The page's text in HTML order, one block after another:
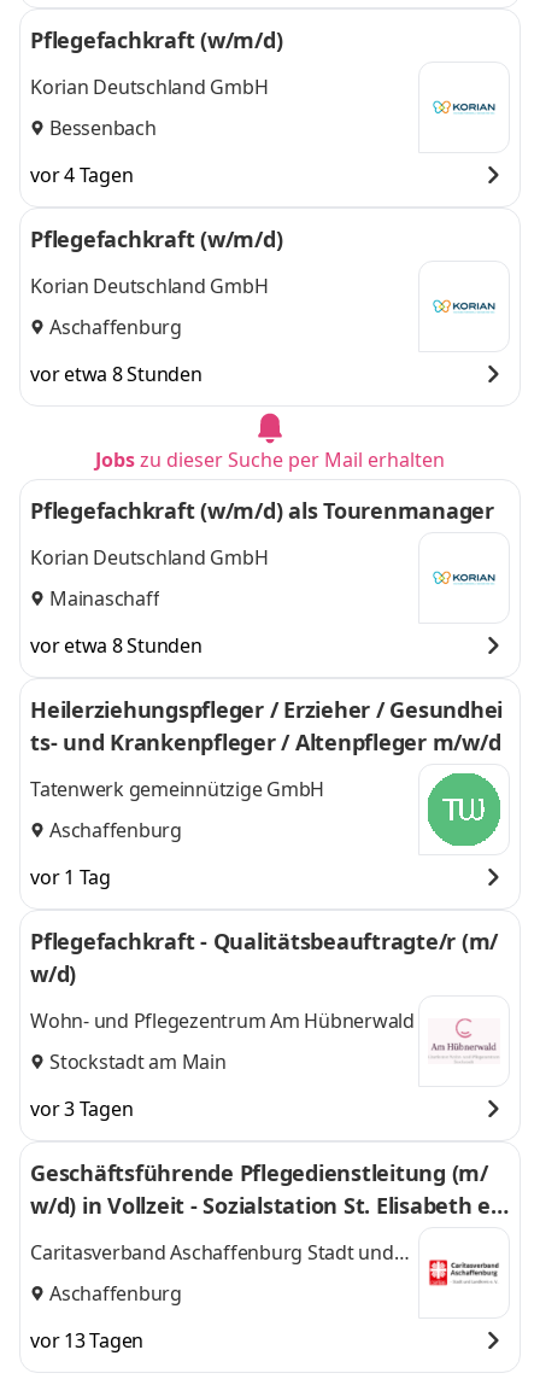
Pflegefachkraft (w/m/d)
Korian Deutschland GmbH
Bessenbach
vor 4 Tagen
Pflegefachkraft (w/m/d)
Korian Deutschland GmbH
Aschaffenburg
vor etwa 8 Stunden
Jobszu dieser Suche per Mail erhalten
Pflegefachkraft (w/m/d) als Tourenmanager
Korian Deutschland GmbH
Mainaschaff
vor etwa 8 Stunden
Heilerziehungspfleger / Erzieher / Gesundhei
ts- und Krankenpfleger / Altenpfleger m/w/d
Tatenwerk gemeinnützige GmbH
Aschaffenburg
vor 1 Tag
Pflegefachkraft - Qualitätsbeauftragte/r (m/
w/d)
Wohn- und Pflegezentrum Am Hübnerwald
Stockstadt am Main
vor 3 Tagen
Geschäftsführende Pflegedienstleitung (m/
w/d) in Vollzeit - Sozialstation St. Elisabeth e.
V. in Aschaffenburg
Caritasverband Aschaffenburg Stadt und
Landkreis e.V
Aschaffenburg
vor 13 Tagen